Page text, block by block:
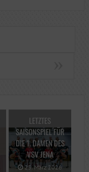
LETZTES
SAISONSPIEL FÜR
DIE 1. DAMEN DES
VSV JENA
25. März 2026